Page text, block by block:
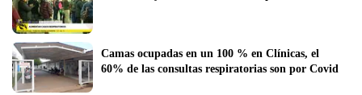
Camas ocupadas en un 100 % en Clínicas, el
60% de las consultas respiratorias son por Covid